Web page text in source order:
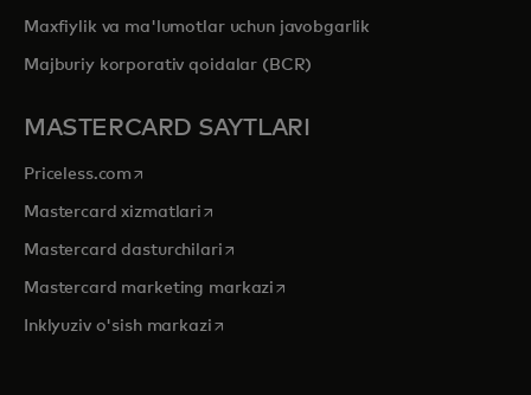
Maxfiylik va ma'lumotlar uchun javobgarlik
Majburiy korporativ qoidalar (BCR)
MASTERCARD SAYTLARI
Priceless.com opens in a new tab
Mastercard xizmatlari opens in a new tab
Mastercard dasturchilariopens in a new tab
Mastercard marketing markazi opens in a new tab
Inklyuziv o'sish markaziopens in a new tab